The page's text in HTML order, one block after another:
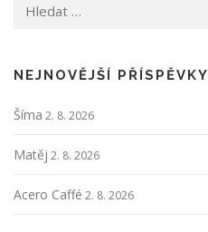
NEJNOVĚJŠÍ PŘÍSPĚVKY
Šíma 2. 8. 2026
Matěj 2. 8. 2026
Acero Caffé 2. 8. 2026